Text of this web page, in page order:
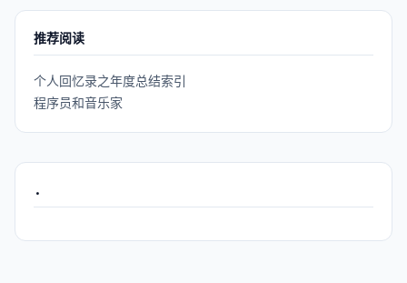
推荐阅读
个人回忆录之年度总结索引
程序员和音乐家
.